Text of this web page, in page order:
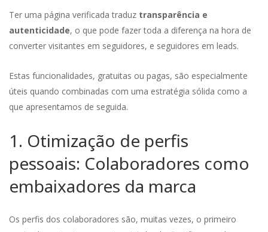
Ter uma página verificada traduz transparência e
autenticidade, o que pode fazer toda a diferença na hora de
converter visitantes em seguidores, e seguidores em leads.
Estas funcionalidades, gratuitas ou pagas, são especialmente
úteis quando combinadas com uma estratégia sólida como a
que apresentamos de seguida.
1. Otimização de perfis
pessoais: Colaboradores como
embaixadores da marca
Os perfis dos colaboradores são, muitas vezes, o primeiro